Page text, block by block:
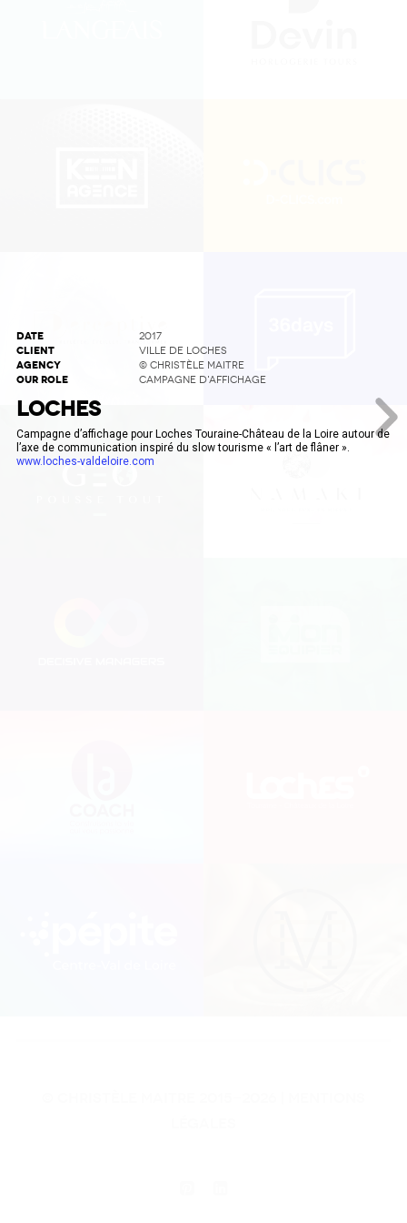
DATE 2017
CLIENT VILLE DE LOCHES
AGENCY © CHRISTÈLE MAITRE
OUR ROLE CAMPAGNE D'AFFICHAGE
LOCHES
Campagne d’affichage pour Loches Touraine-Château de la Loire autour de
l’axe de communication inspiré du slow tourisme « l’art de flâner ».
www.loches-valdeloire.com